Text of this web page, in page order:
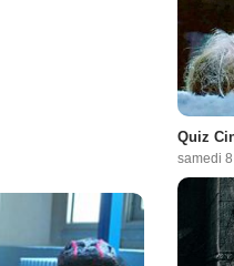
Quiz
samedi